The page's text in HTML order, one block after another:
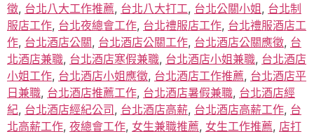
徵, 台北八大工作推薦, 台北八大打工, 台北公關小姐, 台北制
服店工作, 台北夜總會工作, 台北禮服店工作, 台北禮服酒店工
作, 台北酒店公關, 台北酒店公關工作, 台北酒店公關應徵, 台
北酒店兼職, 台北酒店寒假兼職, 台北酒店小姐兼職, 台北酒店
小姐工作, 台北酒店小姐應徵, 台北酒店工作推薦, 台北酒店平
日兼職, 台北酒店推薦工作, 台北酒店暑假兼職, 台北酒店經
紀, 台北酒店經紀公司, 台北酒店高薪, 台北酒店高薪工作, 台
北高薪工作, 夜總會工作, 女生兼職推薦, 女生工作推薦, 店打